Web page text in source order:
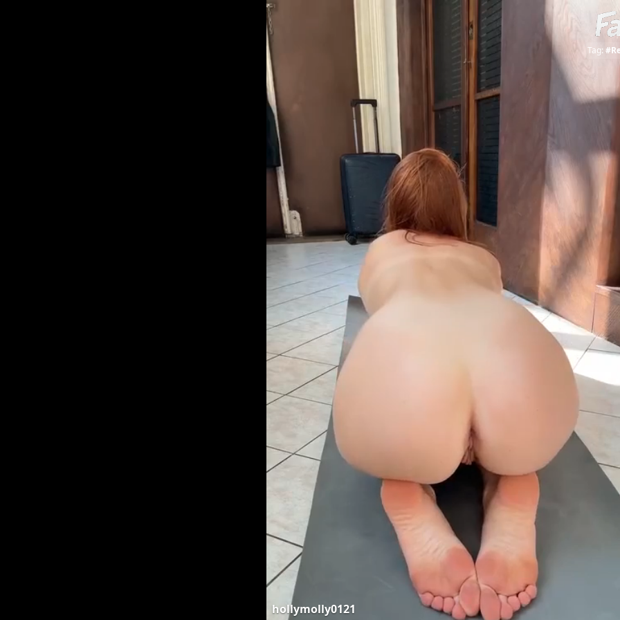
Tag:
hollymolly0121